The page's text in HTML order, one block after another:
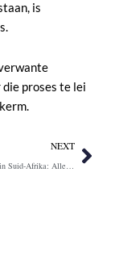
is
proses te lei
NEXT
Egskeidingsproses in Suid-Afrika: Alles Wat Jy Moet Weet